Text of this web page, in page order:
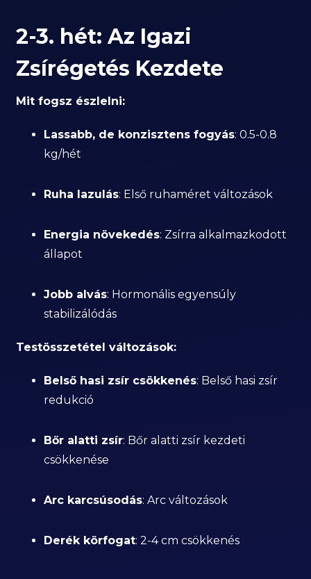
2-3. hét: Az Igazi
Zsírégetés Kezdete
Mit fogsz észlelni:
Lassabb, de konzisztens fogyás: 0.5-0.8
kg/hét
Ruha lazulás: Első ruhaméret változások
Energia növekedés: Zsírra alkalmazkodott
állapot
Jobb alvás: Hormonális egyensúly
stabilizálódás
Testösszetétel változások:
Belső hasi zsír csökkenés: Belső hasi zsír
redukció
Bőr alatti zsír: Bőr alatti zsír kezdeti
csökkenése
Arc karcsúsodás: Arc változások
Derék körfogat: 2-4 cm csökkenés